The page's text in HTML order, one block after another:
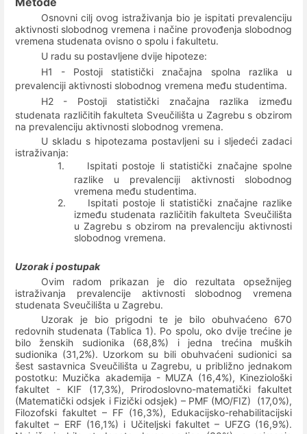
Osnovni cilj ovog istraživanja bio je ispitati prevalenciju
aktivnosti slobodnog vremena i načine provođenja slobodnog
vremena studenata ovisno o spolu i fakultetu.
U radu su postavljene dvije hipoteze:
H1 - Postoji statistički značajna spolna razlika u
prevalenciji aktivnosti slobodnog vremena među studentima.
H2 - Postoji statistički značajna razlika između
studenata različitih fakulteta Sveučilišta u Zagrebu s obzirom
na prevalenciju aktivnosti slobodnog vremena.
U skladu s hipotezama postavljeni su i sljedeći zadaci
istraživanja:
1.
Ispitati postoje li statistički značajne spolne
razlike
u prevalenciji aktivnosti slobodnog
vremena među studentima.
2.
Ispitati postoje li statistički značajne razlike
između studenata različitih fakulteta Sveučilišta
u Zagrebu s obzirom na prevalenciju aktivnosti
slobodnog vremena.
Uzorak i postupak
Ovim radom prikazan je dio rezultata opsežnijeg
istraživanja prevalencije aktivnosti
slobodnog vremena
studenata Sveučilišta u Zagrebu.
Uzorak je bio prigodni te je bilo obuhvaćeno 670
redovnih studenata (Tablica 1). Po spolu, oko dvije trećine je
bilo ženskih sudionika (68,8%) i jedna trećina muških
sudionika (31,2%). Uzorkom su bili obuhvaćeni sudionici sa
šest sastavnica Sveučilišta u Zagrebu, u približno jednakom
postotku: Muzička akademija - MUZA (16,4%), Kineziološki
fakultet - KIF (17,3%), Prirodoslovno-matematički fakultet
(Matematički odsjek i Fizički odsjek) – PMF (MO/FIZ)
(17,0%),
Filozofski fakultet – FF (16,3%), Edukacijsko-rehabilitacijski
fakultet – ERF (16,1%) i Učiteljski fakultet – UFZG (16,9%).